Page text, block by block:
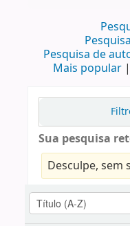
Pesquisa de
Mais popular
Sua pesquisa
Desculpe, sem